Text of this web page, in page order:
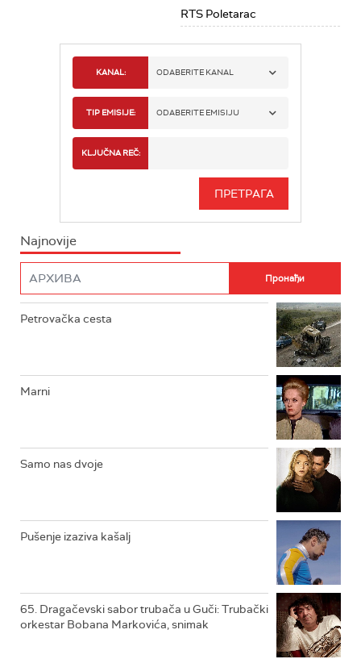
RTS Poletarac
KANAL: ODABERITE KANAL
RTS 1
RTS 3
TIP EMISIJE: ODABERITE EMISIJU
INFO
KLJUČNA REČ:
Najnovije
Petrovačka cesta
Marni
Samo nas dvoje
Pušenje izaziva kašalj
65. Dragačevski sabor trubača u Guči: Trubački
orkestar Bobana Markovića, snimak